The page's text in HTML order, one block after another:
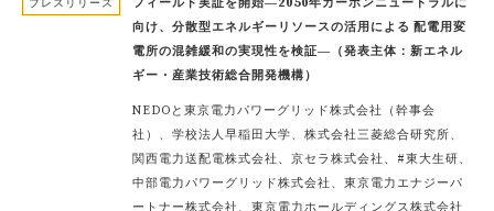
プレスリリース
フィールド実証を開始―2050年カーボンニュートラルに
向け、分散型エネルギーリソースの活用による 配電用変
電所の混雑緩和の実現性を検証―（発表主体：新エネル
ギー・産業技術総合開発機構）
NEDOと東京電力パワーグリッド株式会社（幹事会
社）、学校法人早稲田大学、株式会社三菱総合研究所、
関西電力送配電株式会社、京セラ株式会社、#東大生研、
中部電力パワーグリッド株式会社、東京電力エナジーパ
ートナー株式会社、東京電力ホールディングス株式会社